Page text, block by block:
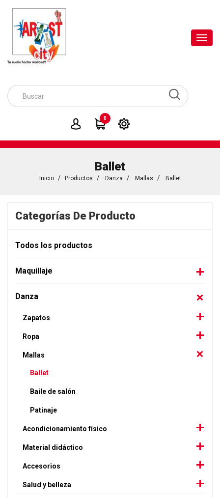
0
Ballet
Inicio Productos Danza Mallas Ballet
Categorías De Producto
Todos los productos
Maquillaje
Danza
Zapatos
Ropa
Mallas
Ballet
Baile de salón
Patinaje
Acondicionamiento físico
Material didáctico
Accesorios
Salud y belleza